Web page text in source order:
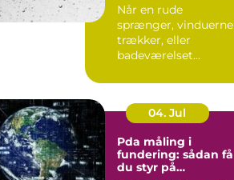
Når en rude
sprænger, vinduerne
trækker, eller
badeværelset
spejl, er en
04. Jul
Pda måling i
fundering: sådan
du styr på